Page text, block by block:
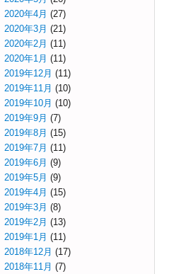
2020年4月 (27)
2020年3月 (21)
2020年2月 (11)
2020年1月 (11)
2019年12月 (11)
2019年11月 (10)
2019年10月 (10)
2019年9月 (7)
2019年8月 (15)
2019年7月 (11)
2019年6月 (9)
2019年5月 (9)
2019年4月 (15)
2019年3月 (8)
2019年2月 (13)
2019年1月 (11)
2018年12月 (17)
2018年11月 (7)